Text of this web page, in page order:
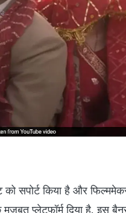
सपोर्ट किया है और
प्लेटफॉर्म दिया है. इस